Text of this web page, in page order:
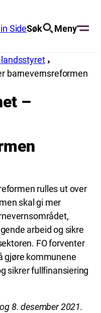
SideSøk Meny
barnevernsreformen
–
rulles ut over
skal gi mer
arbeid og sikre
FO forventer
gjøre kommunene
sikrer fullfinansiering
8. desember 2021.